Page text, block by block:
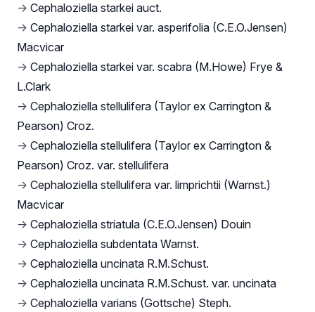
→ Cephaloziella starkei auct.
→ Cephaloziella starkei var. asperifolia (C.E.O.Jensen)
Macvicar
→ Cephaloziella starkei var. scabra (M.Howe) Frye &
L.Clark
→ Cephaloziella stellulifera (Taylor ex Carrington &
Pearson) Croz.
→ Cephaloziella stellulifera (Taylor ex Carrington &
Pearson) Croz. var. stellulifera
→ Cephaloziella stellulifera var. limprichtii (Warnst.)
Macvicar
→ Cephaloziella striatula (C.E.O.Jensen) Douin
→ Cephaloziella subdentata Warnst.
→ Cephaloziella uncinata R.M.Schust.
→ Cephaloziella uncinata R.M.Schust. var. uncinata
→ Cephaloziella varians (Gottsche) Steph.